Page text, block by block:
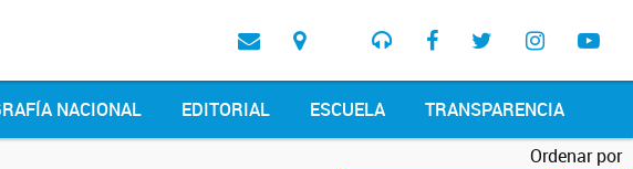
NACIONAL EDITORIAL ESCUELA TRANSPARENCIA
Ordenar por